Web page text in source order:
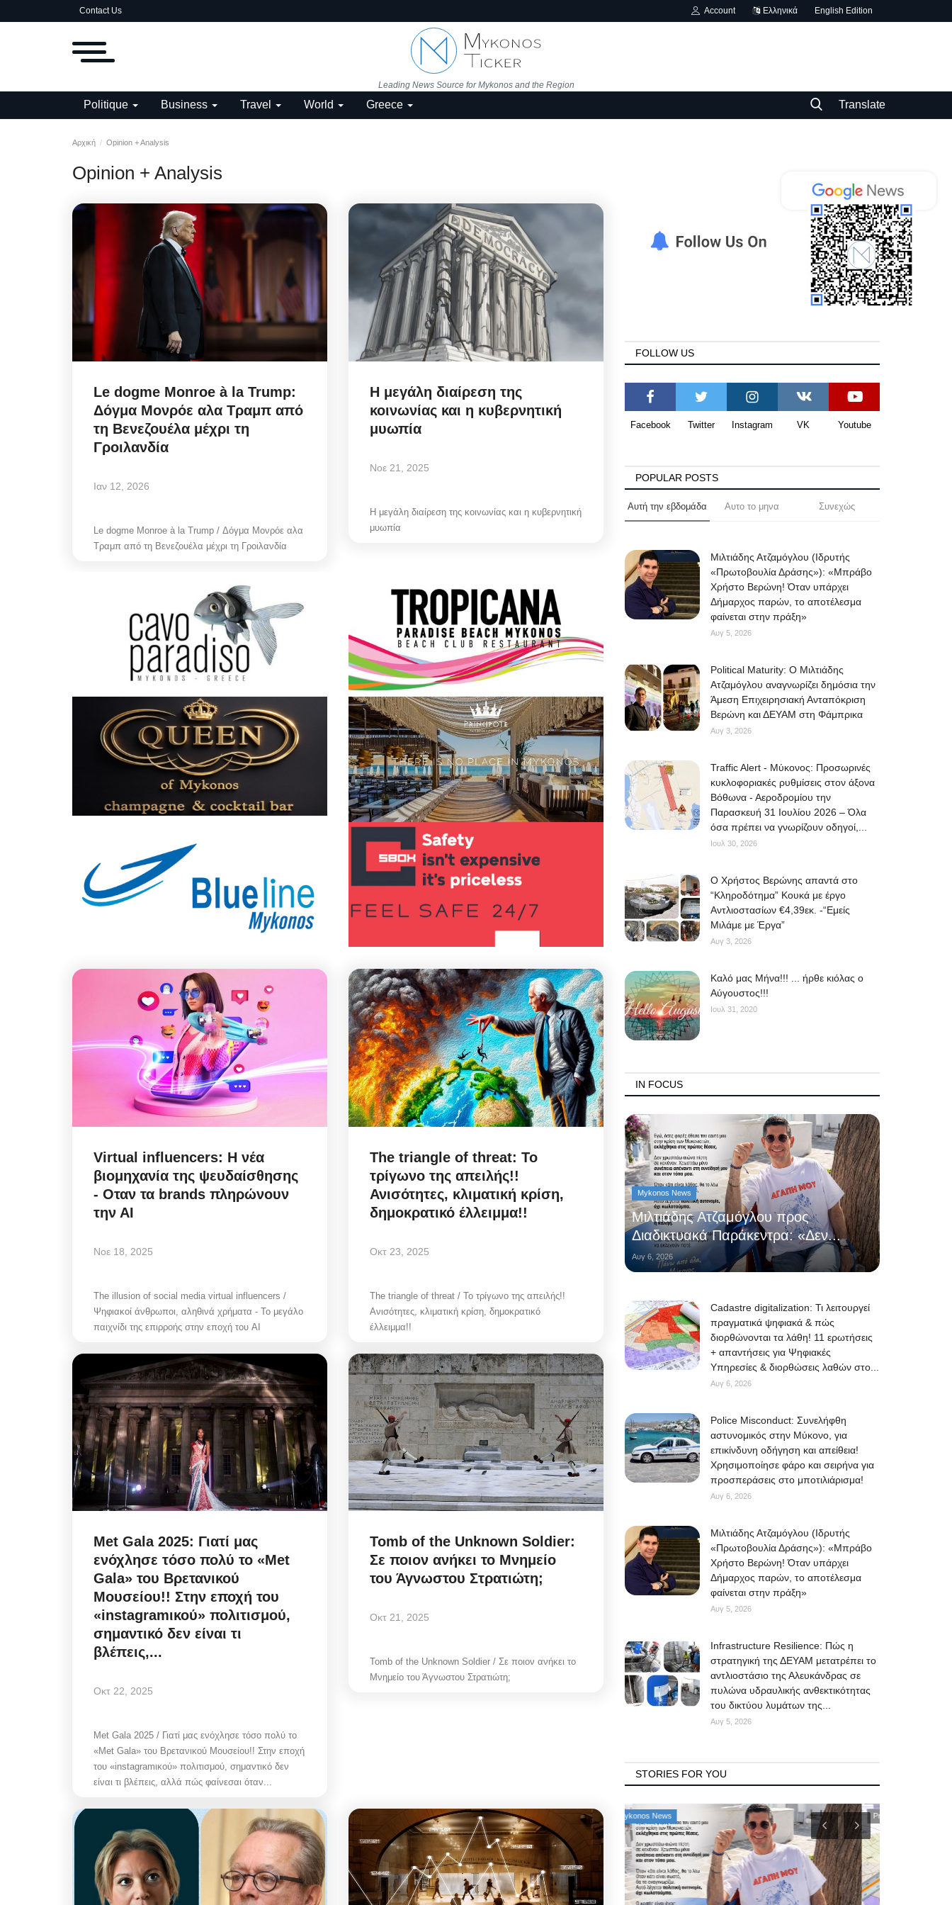
Contact Us Account Ελληνικά English Edition
Leading News Source for Mykonos and the Region
Politique Business Travel World Greece Translate
Αρχική Opinion + Analysis
Opinion + Analysis
Le dogme Monroe à la Trump:
Δόγμα Μονρόε αλα Τραμπ από
τη Βενεζουέλα μέχρι τη
Γροιλανδία
Ιαν 12, 2026
Le dogme Monroe à la Trump / Δόγμα Μονρόε αλα
Τραμπ από τη Βενεζουέλα μέχρι τη Γροιλανδία
Η μεγάλη διαίρεση της
κοινωνίας και η κυβερνητική
μυωπία
Νοε 21, 2025
Η μεγάλη διαίρεση της κοινωνίας και η κυβερνητική
μυωπία
Virtual influencers: Η νέα
βιομηχανία της ψευδαίσθησης
- Oταν τα brands πληρώνουν
την ΑΙ
Νοε 18, 2025
The illusion of social media virtual influencers /
Ψηφιακοί άνθρωποι, αληθινά χρήματα - Το μεγάλο
παιχνίδι της επιρροής στην εποχή του AI
The triangle of threat: Το
τρίγωνο της απειλής!!
Ανισότητες, κλιματική κρίση,
δημοκρατικό έλλειμμα!!
Οκτ 23, 2025
The triangle of threat / Το τρίγωνο της απειλής!!
Ανισότητες, κλιματική κρίση, δημοκρατικό
έλλειμμα!!
Met Gala 2025: Γιατί μας
ενόχλησε τόσο πολύ το «Met
Gala» του Βρετανικού
Μουσείου!! Στην εποχή του
«instagramικού» πολιτισμού,
σημαντικό δεν είναι τι
βλέπεις,...
Οκτ 22, 2025
Met Gala 2025 / Γιατί μας ενόχλησε τόσο πολύ το
«Met Gala» του Βρετανικού Μουσείου!! Στην εποχή
του «instagramικού» πολιτισμού, σημαντικό δεν
είναι τι βλέπεις, αλλά πώς φαίνεσαι όταν...
Tomb of the Unknown Soldier:
Σε ποιον ανήκει το Μνημείο
του Άγνωστου Στρατιώτη;
Οκτ 21, 2025
Tomb of the Unknown Soldier / Σε ποιον ανήκει το
Μνημείο του Άγνωστου Στρατιώτη;
FOLLOW US
Facebook Twitter Instagram VK Youtube
POPULAR POSTS
Αυτή την εβδομάδα Αυτο το μηνα Συνεχώς
Μιλτιάδης Ατζαμόγλου (Ιδρυτής
«Πρωτοβουλία Δράσης»): «Μπράβο
Χρήστο Βερώνη! Όταν υπάρχει
Δήμαρχος παρών, το αποτέλεσμα
φαίνεται στην πράξη»
Αυγ 5, 2026
Political Maturity: Ο Μιλτιάδης
Ατζαμόγλου αναγνωρίζει δημόσια την
Άμεση Επιχειρησιακή Ανταπόκριση
Βερώνη και ΔΕΥΑΜ στη Φάμπρικα
Αυγ 3, 2026
Traffic Alert - Μύκονος: Προσωρινές
κυκλοφοριακές ρυθμίσεις στον άξονα
Βόθωνα - Αεροδρομίου την
Παρασκευή 31 Ιουλίου 2026 – Όλα
όσα πρέπει να γνωρίζουν οδηγοί,...
Ιουλ 30, 2026
O Χρήστος Βερώνης απαντά στο
“Κληροδότημα” Κουκά με έργο
Αντλιοστασίων €4,39εκ. -“Εμείς
Μιλάμε με Έργα”
Αυγ 3, 2026
Kαλό μας Μήνα!!! ... ήρθε κιόλας ο
Αύγουστος!!!
Ιουλ 31, 2020
IN FOCUS
Mykonos News
Μιλτιάδης Ατζαμόγλου προς
Διαδικτυακά Παράκεντρα: «Δεν...
Αυγ 6, 2026
Cadastre digitalization: Τι λειτουργεί
πραγματικά ψηφιακά & πώς
διορθώνονται τα λάθη! 11 ερωτήσεις
+ απαντήσεις για Ψηφιακές
Υπηρεσίες & διορθώσεις λαθών στο...
Αυγ 6, 2026
Police Misconduct: Συνελήφθη
αστυνομικός στην Μύκονο, για
επικίνδυνη οδήγηση και απείθεια!
Χρησιμοποίησε φάρο και σειρήνα για
προσπεράσεις στο μποτιλιάρισμα!
Αυγ 6, 2026
Μιλτιάδης Ατζαμόγλου (Ιδρυτής
«Πρωτοβουλία Δράσης»): «Μπράβο
Χρήστο Βερώνη! Όταν υπάρχει
Δήμαρχος παρών, το αποτέλεσμα
φαίνεται στην πράξη»
Αυγ 5, 2026
Infrastructure Resilience: Πώς η
στρατηγική της ΔΕΥΑΜ μετατρέπει το
αντλιοστάσιο της Αλευκάνδρας σε
πυλώνα υδραυλικής ανθεκτικότητας
του δικτύου λυμάτων της...
Αυγ 5, 2026
STORIES FOR YOU
Mykonos News Property